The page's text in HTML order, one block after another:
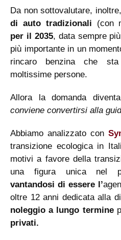
Da non sottovalutare, inoltre,
di auto tradizionali (con
per il 2035, data sempre
più importante in un
rincaro benzina che
moltissime persone.
Allora la domanda
conviene convertirsi alla
Abbiamo analizzato con
transizione ecologica in
motivi a favore della
una figura unica nel
vantandosi di essere l’
oltre 12 anni dedicata alla
noleggio a lungo termine
privati.